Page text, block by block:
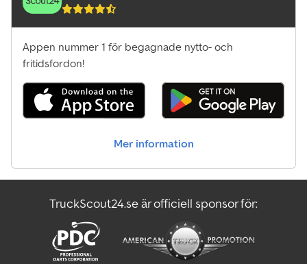
Appen nummer 1 för begagnade nytto- och
fritidsfordon!
Mer information
TruckScout24.se är officiell sponsor för: